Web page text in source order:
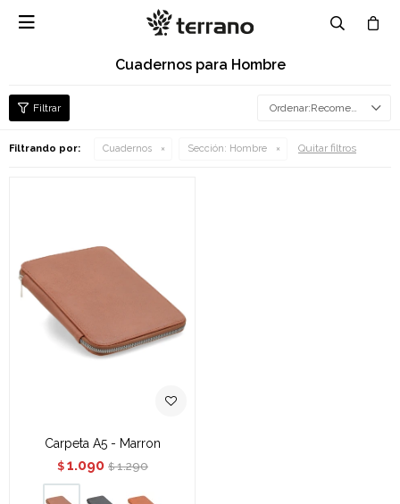

Cuadernos para Hombre
Recomendados
Filtrando por: Cuadernos Sección: Hombre Quitar filtros
Carpeta A5 - Marron
$ 1.090 $ 1.290